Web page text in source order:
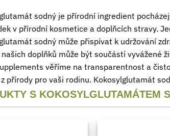
sodný je přírodní ingredient
v přírodní kosmetice a doplňcích stravy.
sodný může přispívat k udržování
doplňků může být součástí vyvážené
věříme na transparentnost a
přírody pro vaši rodinu. Kokosylglutamát
S KOKOSYLGLUTAMÁTEM